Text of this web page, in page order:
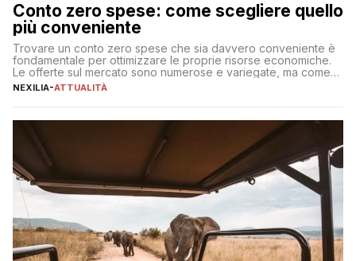
Conto zero spese: come scegliere quello
più conveniente
Trovare un conto zero spese che sia davvero conveniente è
fondamentale per ottimizzare le proprie risorse economiche.
Le offerte sul mercato sono numerose e variegate, ma come
individuare quella più adatta alle proprie esigenze senza
sul […]
NEXILIA-ATTUALITÀ